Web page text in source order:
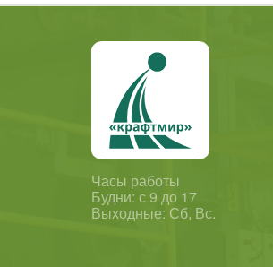
Часы работы
Будни: с 9 до 17
Выходные: Сб, Вс.